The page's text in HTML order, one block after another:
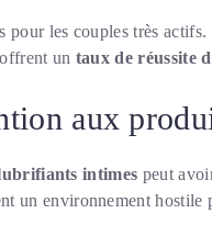
les couples très
offrent un taux de réussite
aux
intimes peut
un environnement hostile